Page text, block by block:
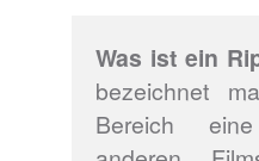
Was ist ein
bezeichnet
Bereich